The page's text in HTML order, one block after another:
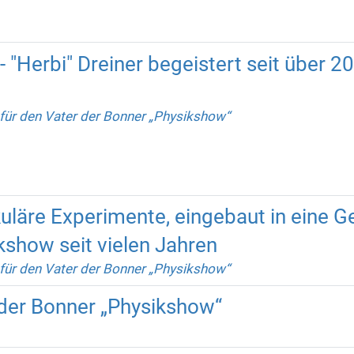
"Herbi" Dreiner begeistert seit über
den Vater der Bonner „Physikshow“
Experimente, eingebaut in eine
seit vielen Jahren
den Vater der Bonner „Physikshow“
Bonner „Physikshow“